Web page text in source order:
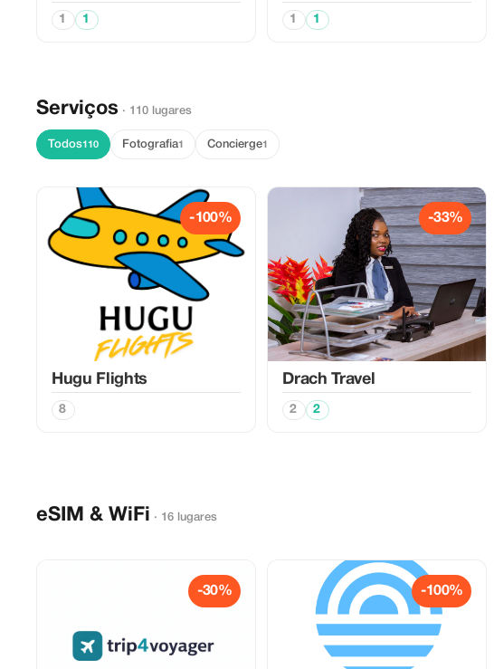
1 1 1 1
Serviços · 110 lugares
Todos110 Fotografia1 Concierge1
-100%
Hugu Flights
8
-33%
Drach Travel
2 2
eSIM & WiFi · 16 lugares
-30% -100%